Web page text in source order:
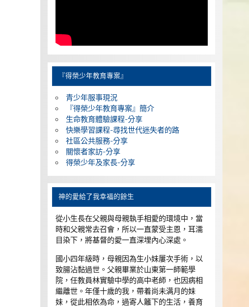
『得榮少年教育專案』
青少年服事現況
『得榮少年教育專案』簡介
生命教育體驗課程-分享
快樂學習課程-尋找世代迷失者的路
社區公共服務-分享
關懷者家訪-分享
得榮少年及家長-分享
神的愛給了我幸福的餘生
從小生長在父親與母親執手相愛的環境中，當
時和父親常去召會，所以一直蒙受主恩，耳濡
目染下，將基督的愛一直深埋內心深處。
國小四年級時，母親因為生小妹屢次手術，以
致腸沾黏過世。父親畢業於山東第一師範學
院，任教員林實驗中學的高中老師，也因病相
繼離世。年僅十歲的我，帶着尚未满月的妹
妹，從此相依為命，過寄人籬下的生活，養育